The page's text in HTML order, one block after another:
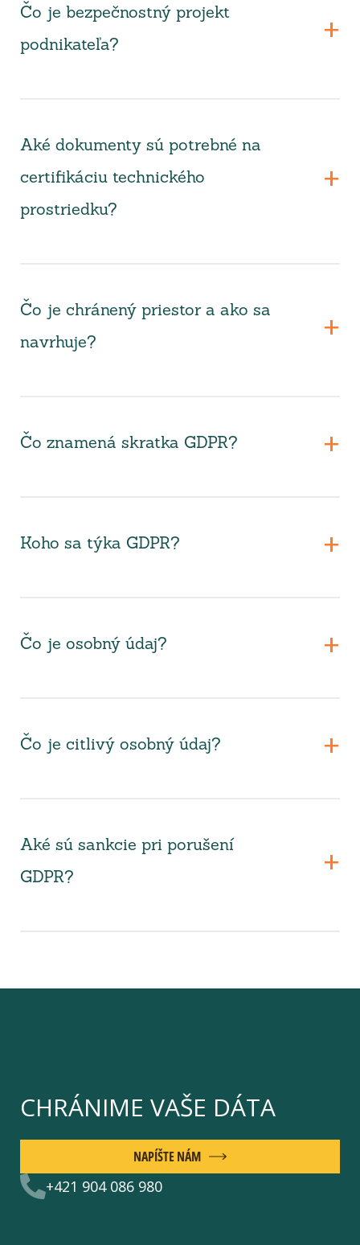
Čo je bezpečnostný projekt
podnikateľa?
Aké dokumenty sú potrebné na
certifikáciu technického
prostriedku?
Čo je chránený priestor a ako sa
navrhuje?
Čo znamená skratka GDPR?
Koho sa týka GDPR?
Čo je osobný údaj?
Čo je citlivý osobný údaj?
Aké sú sankcie pri porušení
GDPR?
CHRÁNIME VAŠE DÁTA
+421 904 086 980
NAPÍŠTE NÁM